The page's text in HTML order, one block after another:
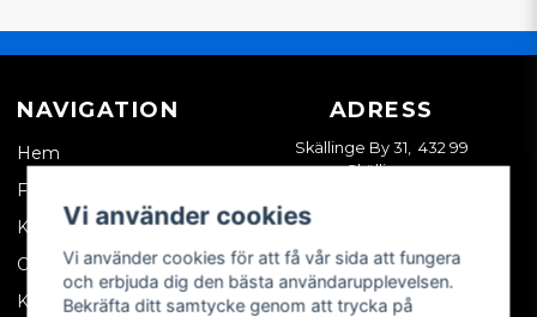
NAVIGATION
Hem
Företagskund
Kontakta oss
Om oss
Köpvillkor
ADRESS
Skällinge By 31, 432 99
Skällinge
Vi använder cookies
Vi använder cookies för att få vår sida att fungera
och erbjuda dig den bästa användarupplevelsen.
Bekräfta ditt samtycke genom att trycka på